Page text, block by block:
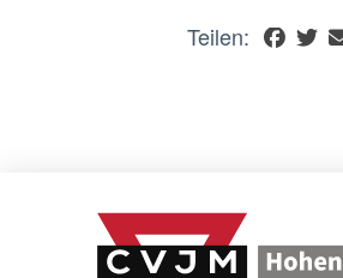
Teilen: